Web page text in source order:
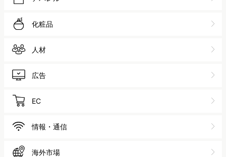
化粧品
人材
広告
EC
情報・通信
海外市場